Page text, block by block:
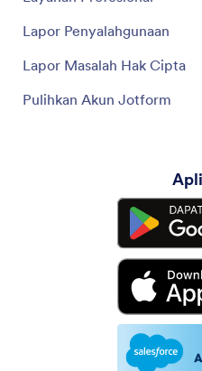
Lapor Penyalahgunaan
Lapor Masalah Hak Cipta
Pulihkan Akun Jotform